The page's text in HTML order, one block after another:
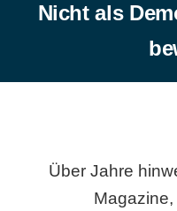
Nicht als
Über Jahre